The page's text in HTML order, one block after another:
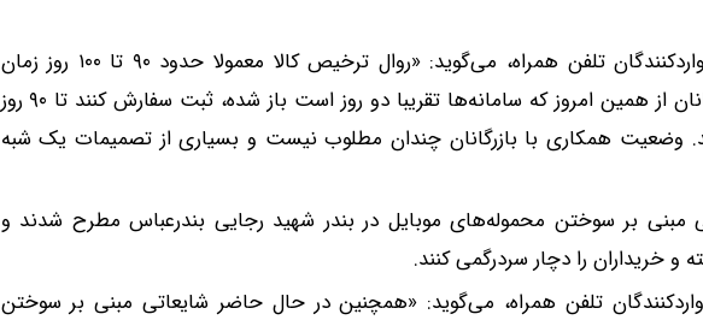
حسین روزبه، عضو هیات‌مدیره انجمن واردکنندگان تلفن همراه، می‌گوید: «روال ترخیص کالا معمولا حدود ۹۰ تا ۱۰۰ روز زمان
می‌برد، اما اطمینان می‌دهم که اگر بازرگانان از همین امروز که سامانه‌ها تقریبا دو روز است باز شده، ثبت سفارش کنند تا ۹۰ روز
وضعیت همکاری با بازرگانان چندان مطلوب نیست و بسیاری از تصمیمات یک شبه
بر سوختن محموله‌های موبایل در بندر شهید رجایی بندرعباس مطرح شدند و
و خریداران را دچار سردرگمی کنند.
تلفن همراه، می‌گوید: «همچنین در حال حاضر شایعاتی مبنی بر سوختن